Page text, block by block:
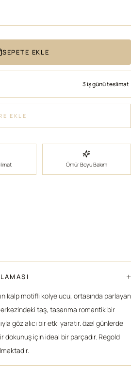
SEPETE EKLE
3 iş günü teslimat
EKLE
Ömür Boyu Bakım
+
kalp motifli kolye ucu, ortasında parlayan
taş, tasarıma romantik bir
göz alıcı bir etki yaratır. özel günlerde
dokunuş için ideal bir parçadır. Regold